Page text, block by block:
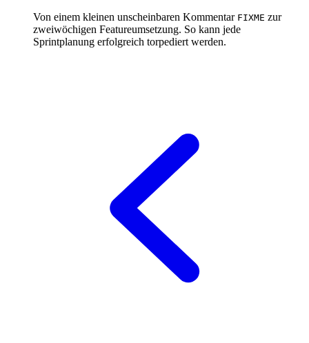
Von einem kleinen unscheinbaren Kommentar FIXME zur
zweiwöchigen Featureumsetzung. So kann jede
Sprintplanung erfolgreich torpediert werden.